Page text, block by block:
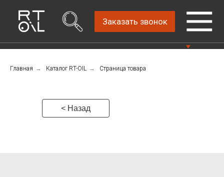
Прямой дистрибьютор
Консультации Пн-Пт: 9.00-18.00
Заказать звонок
Главная → Каталог RT-OIL → Страница товара
< Назад